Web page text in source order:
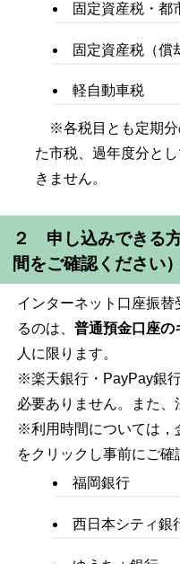
固定資産税・都
固定資産税（償
軽自動車税
※各税目とも定期分
た市税、過年度分と
きません。
２ 申し込みできる
間をご確認ください）
インターネット口座振
るのは、普通預金口座の
人に限ります。
※楽天銀行・PayPay銀
必要ありません。また、
※利用時間については，
をクリックし事前にご確
福岡銀行
西日本シティ銀